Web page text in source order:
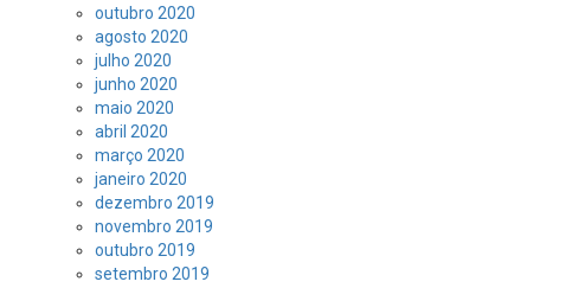
outubro 2020
agosto 2020
julho 2020
junho 2020
maio 2020
abril 2020
março 2020
janeiro 2020
dezembro 2019
novembro 2019
outubro 2019
setembro 2019